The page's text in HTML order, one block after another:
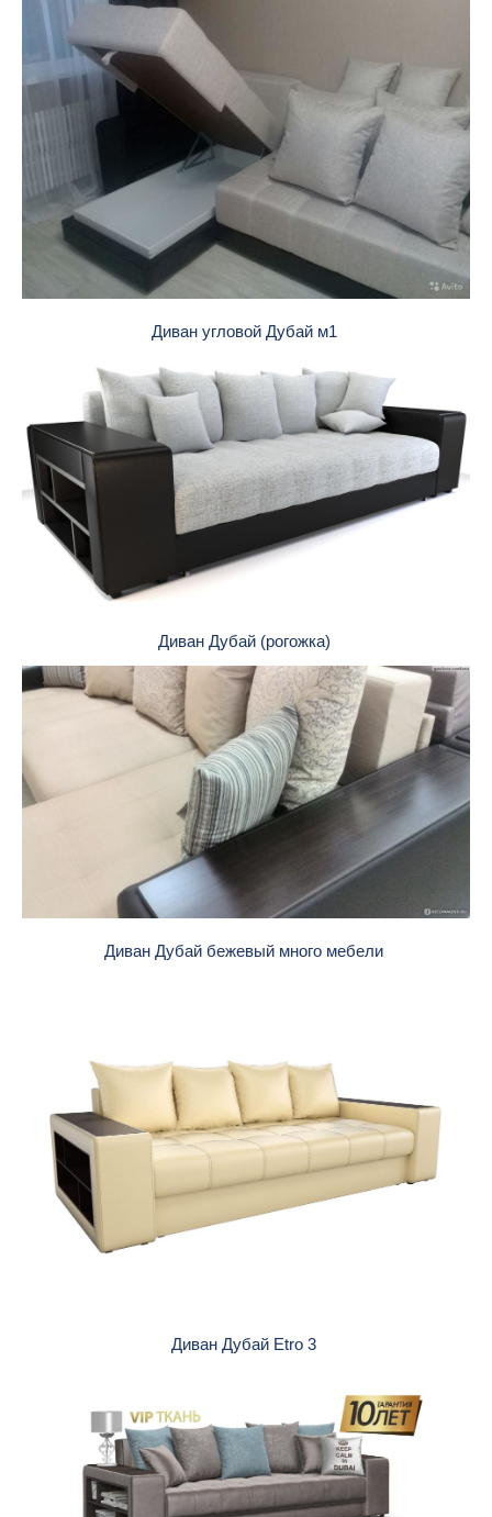
Диван угловой Дубай м1
Диван Дубай (рогожка)
Диван Дубай бежевый много мебели
Диван Дубай Etro 3